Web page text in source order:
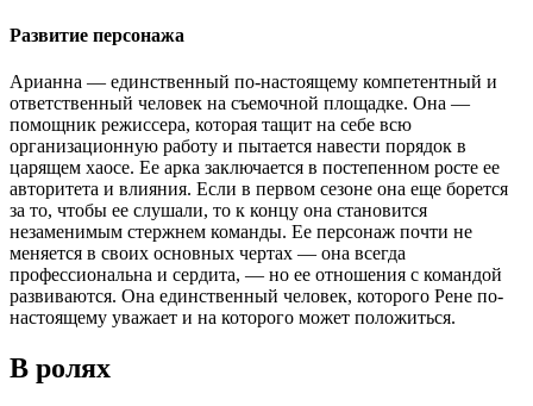
Развитие персонажа
Арианна — единственный по-настоящему компетентный и
ответственный человек на съемочной площадке. Она —
помощник режиссера, которая тащит на себе всю
организационную работу и пытается навести порядок в
царящем хаосе. Ее арка заключается в постепенном росте ее
авторитета и влияния. Если в первом сезоне она еще борется
за то, чтобы ее слушали, то к концу она становится
незаменимым стержнем команды. Ее персонаж почти не
меняется в своих основных чертах — она всегда
профессиональна и сердита, — но ее отношения с командой
развиваются. Она единственный человек, которого Рене по-
настоящему уважает и на которого может положиться.
В ролях